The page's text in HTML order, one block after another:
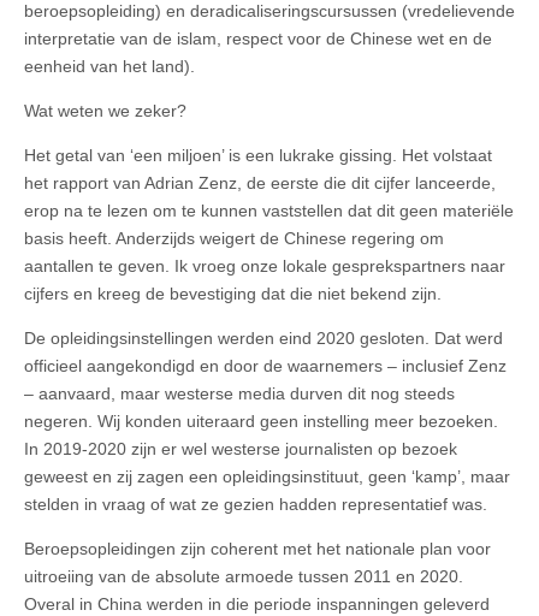
beroepsopleiding) en deradicaliseringscursussen (vredelievende
interpretatie van de islam, respect voor de Chinese wet en de
eenheid van het land).
Wat weten we zeker?
Het getal van ‘een miljoen’ is een lukrake gissing. Het volstaat
het rapport van Adrian Zenz, de eerste die dit cijfer lanceerde,
erop na te lezen om te kunnen vaststellen dat dit geen materiële
basis heeft. Anderzijds weigert de Chinese regering om
aantallen te geven. Ik vroeg onze lokale gesprekspartners naar
cijfers en kreeg de bevestiging dat die niet bekend zijn.
De opleidingsinstellingen werden eind 2020 gesloten. Dat werd
officieel aangekondigd en door de waarnemers – inclusief Zenz
– aanvaard, maar westerse media durven dit nog steeds
negeren. Wij konden uiteraard geen instelling meer bezoeken.
In 2019-2020 zijn er wel westerse journalisten op bezoek
geweest en zij zagen een opleidingsinstituut, geen ‘kamp’, maar
stelden in vraag of wat ze gezien hadden representatief was.
Beroepsopleidingen zijn coherent met het nationale plan voor
uitroeiing van de absolute armoede tussen 2011 en 2020.
Overal in China werden in die periode inspanningen geleverd